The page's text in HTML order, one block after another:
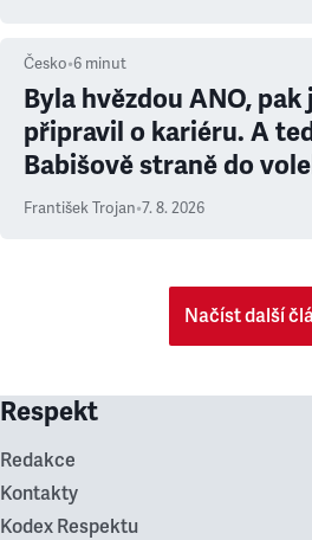
Česko•6 minut
Byla hvězdou ANO, pak
připravil o kariéru. A
Babišově straně do
František Trojan•7. 8. 2026
Načíst další
Respekt
Redakce
Kontakty
Kodex Respektu